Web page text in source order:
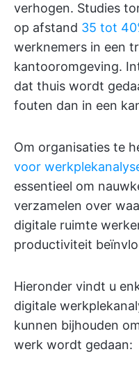
verhogen. Studies
op afstand 35 tot
werknemers in een
kantooromgeving.
dat thuis wordt
fouten dan in een
Om organisaties te
voor
essentieel om
verzamelen over
digitale ruimte
productiviteit
Hieronder vindt u
digitale
kunnen bijhouden
werk wordt gedaan: